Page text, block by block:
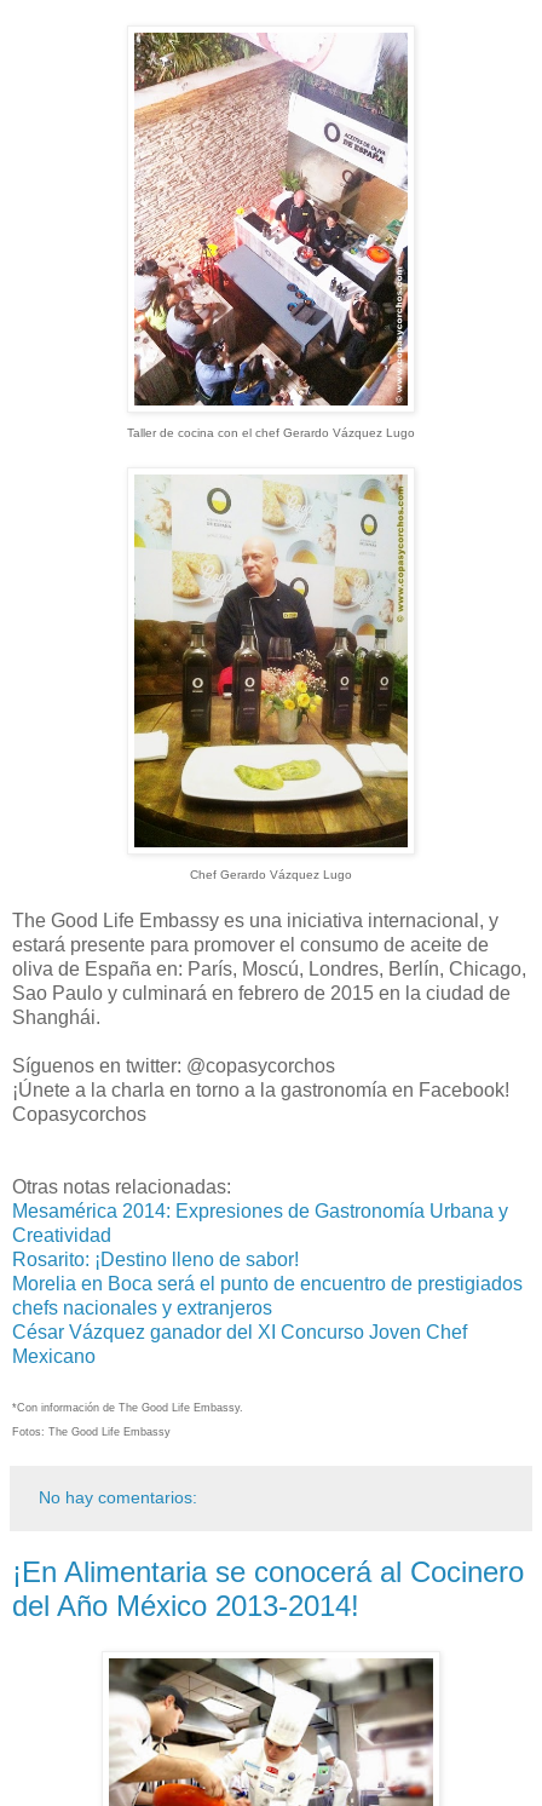
Taller de cocina con el chef Gerardo Vázquez Lugo
Chef Gerardo Vázquez Lugo
The Good Life Embassy es una iniciativa internacional, y
estará presente para promover el consumo de aceite de
oliva de España en: París, Moscú, Londres, Berlín, Chicago,
Sao Paulo y culminará en febrero de 2015 en la ciudad de
Shanghái.
Síguenos en twitter: @copasycorchos
¡Únete a la charla en torno a la gastronomía en Facebook!
Copasycorchos
Otras notas relacionadas:
Mesamérica 2014: Expresiones de Gastronomía Urbana y
Creatividad
Rosarito: ¡Destino lleno de sabor!
Morelia en Boca será el punto de encuentro de prestigiados
chefs nacionales y extranjeros
César Vázquez ganador del XI Concurso Joven Chef
Mexicano
*Con información de The Good Life Embassy.
Fotos: The Good Life Embassy
No hay comentarios:
¡En Alimentaria se conocerá al Cocinero
del Año México 2013-2014!